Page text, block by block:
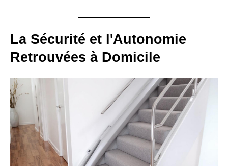
La Sécurité et l'Autonomie
Retrouvées à Domicile